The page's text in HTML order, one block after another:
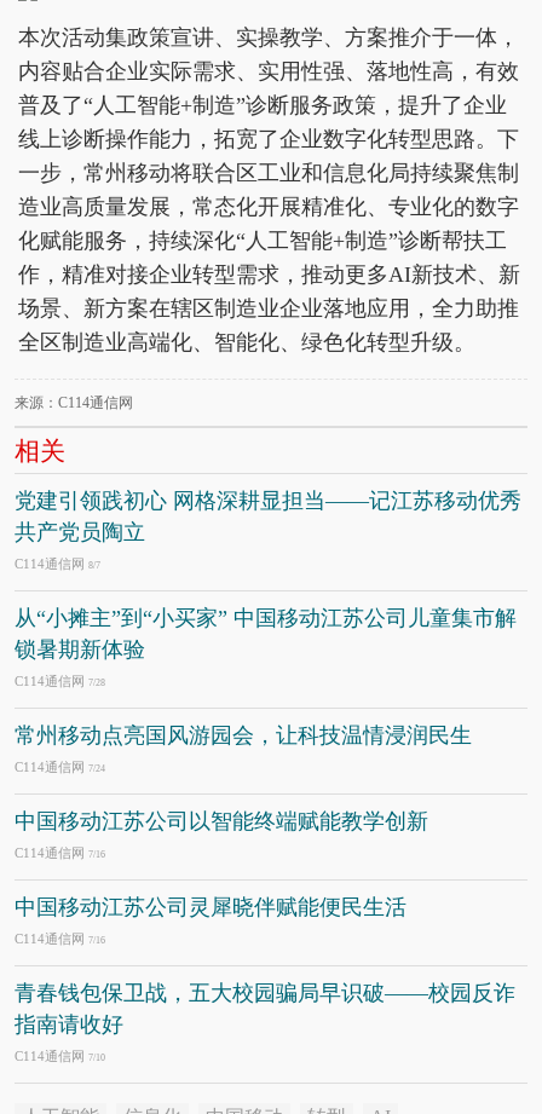
本次活动集政策宣讲、实操教学、方案推介于一体，
内容贴合企业实际需求、实用性强、落地性高，有效
普及了“人工智能+制造”诊断服务政策，提升了企业
线上诊断操作能力，拓宽了企业数字化转型思路。下
一步，常州移动将联合区工业和信息化局持续聚焦制
造业高质量发展，常态化开展精准化、专业化的数字
化赋能服务，持续深化“人工智能+制造”诊断帮扶工
作，精准对接企业转型需求，推动更多AI新技术、新
场景、新方案在辖区制造业企业落地应用，全力助推
全区制造业高端化、智能化、绿色化转型升级。
来源：C114通信网
相关
党建引领践初心 网格深耕显担当——记江苏移动优秀
共产党员陶立
C114通信网 8/7
从“小摊主”到“小买家” 中国移动江苏公司儿童集市解
锁暑期新体验
C114通信网 7/28
常州移动点亮国风游园会，让科技温情浸润民生
C114通信网 7/24
中国移动江苏公司以智能终端赋能教学创新
C114通信网 7/16
中国移动江苏公司灵犀晓伴赋能便民生活
C114通信网 7/16
青春钱包保卫战，五大校园骗局早识破——校园反诈
指南请收好
C114通信网 7/10